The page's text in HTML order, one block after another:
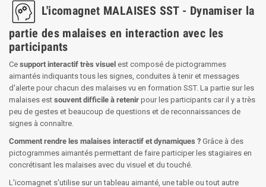
L'icomagnet MALAISES SST - Dynamiser la
partie des malaises en interaction avec les
participants
Ce support interactif très visuel est composé de pictogrammes
aimantés indiquants tous les signes, conduites à tenir et messages
d'alerte pour chacun des malaises vu en formation SST. La partie sur les
malaises est souvent difficile à retenir pour les participants car il y a très
peu de gestes et beaucoup de questions et de reconnaissances de
signes à connaître.
Comment rendre les malaises interactif et dynamiques ? Grâce à des
pictogrammes aimantés permettant de faire participer les stagiaires en
concrétisant les malaises avec du visuel et du touché.
L'icomagnet s'utilise sur un tableau aimanté, une table ou tout autre